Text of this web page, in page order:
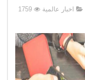
على
الهاتف
المحمول
له
دور
في
اخبار عالمية
1759